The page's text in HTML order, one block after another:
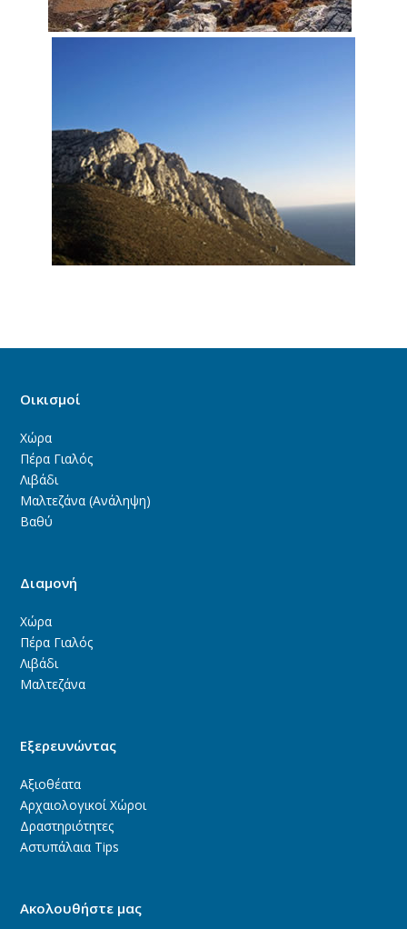
Οικισμοί
Χώρα
Πέρα Γιαλός
Λιβάδι
Μαλτεζάνα (Ανάληψη)
Βαθύ
Διαμονή
Χώρα
Πέρα Γιαλός
Λιβάδι
Μαλτεζάνα
Εξερευνώντας
Αξιοθέατα
Αρχαιολογικοί Χώροι
Δραστηριότητες
Αστυπάλαια Tips
Ακολουθήστε μας